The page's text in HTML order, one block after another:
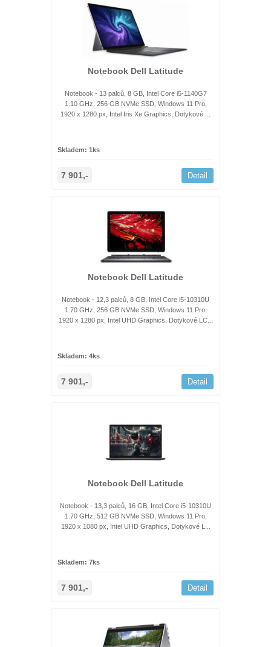
Notebook Dell Latitude
Notebook - 13 palců, 8 GB, Intel Core i5-1140G7
1.10 GHz, 256 GB NVMe SSD, Windows 11 Pro,
1920 x 1280 px, Intel Iris Xe Graphics, Dotykové ...
Skladem: 1ks
7 901,- Detail
Notebook Dell Latitude
Notebook - 12,3 palců, 8 GB, Intel Core i5-10310U
1.70 GHz, 256 GB NVMe SSD, Windows 11 Pro,
1920 x 1280 px, Intel UHD Graphics, Dotykové LC...
Skladem: 4ks
7 901,- Detail
Notebook Dell Latitude
Notebook - 13,3 palců, 16 GB, Intel Core i5-10310U
1.70 GHz, 512 GB NVMe SSD, Windows 11 Pro,
1920 x 1080 px, Intel UHD Graphics, Dotykové L...
Skladem: 7ks
7 901,- Detail